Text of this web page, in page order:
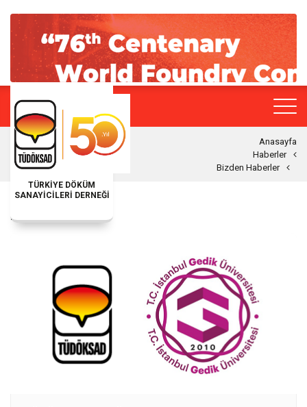
TÜRKİYE DÖKÜM
SANAYİCİLERİ DERNEĞİ
Anasayfa
Haberler
Bizden Haberler
BIZDEN HABERLER